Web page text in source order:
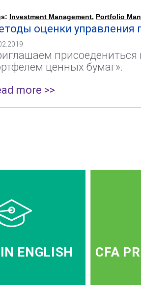
Investment Management, Portfolio
оценки управления
ценных бумаг».
more >>
ENGLISH CFA